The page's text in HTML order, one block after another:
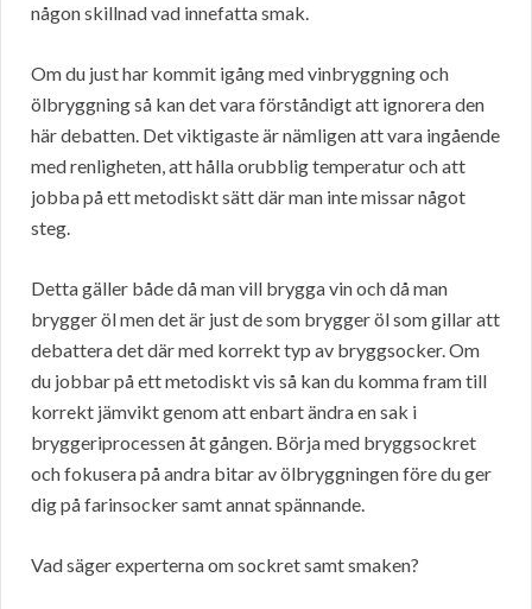
någon skillnad vad innefatta smak.
Om du just har kommit igång med vinbryggning och
ölbryggning så kan det vara förståndigt att ignorera den
här debatten. Det viktigaste är nämligen att vara ingående
med renligheten, att hålla orubblig temperatur och att
jobba på ett metodiskt sätt där man inte missar något
steg.
Detta gäller både då man vill brygga vin och då man
brygger öl men det är just de som brygger öl som gillar att
debattera det där med korrekt typ av bryggsocker. Om
du jobbar på ett metodiskt vis så kan du komma fram till
korrekt jämvikt genom att enbart ändra en sak i
bryggeriprocessen åt gången. Börja med bryggsockret
och fokusera på andra bitar av ölbryggningen före du ger
dig på farinsocker samt annat spännande.
Vad säger experterna om sockret samt smaken?